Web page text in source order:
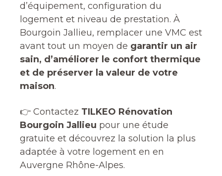
d’équipement, configuration du
logement et niveau de prestation. À
Bourgoin Jallieu, remplacer une VMC est
avant tout un moyen de garantir un air
sain, d’améliorer le confort thermique
et de préserver la valeur de votre
maison.
👉 Contactez TILKEO Rénovation
Bourgoin Jallieu pour une étude
gratuite et découvrez la solution la plus
adaptée à votre logement en en
Auvergne Rhône-Alpes.